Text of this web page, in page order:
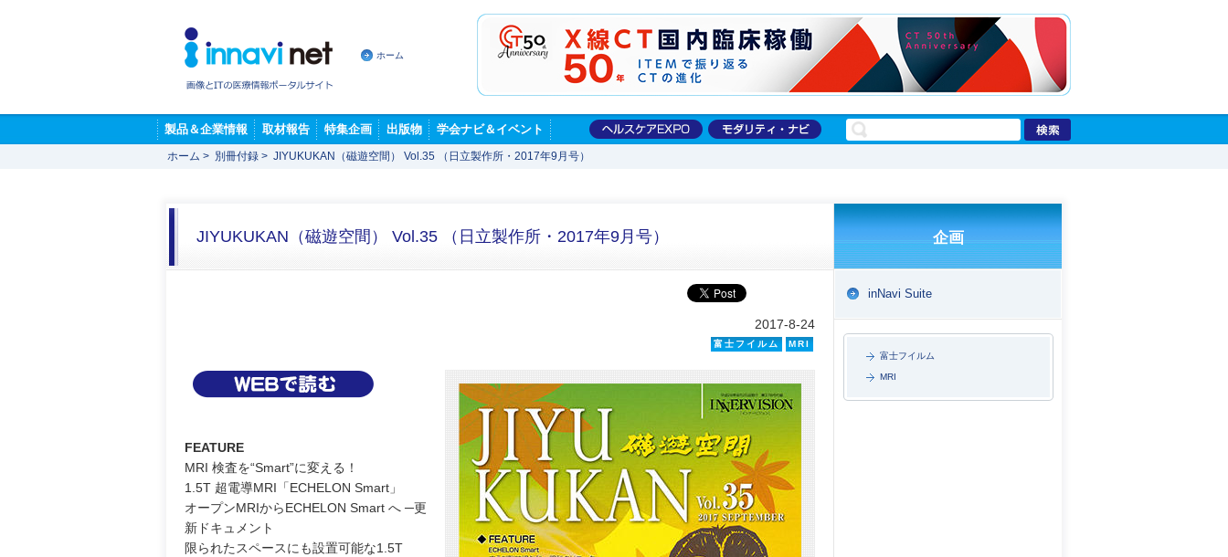
ホーム
製品＆企業情報 取材報告 特集企画 出版物 学会ナビ＆イベント
ホーム > 別冊付録 > JIYUKUKAN（磁遊空間） Vol.35 （日立製作所・2017年9月号）
JIYUKUKAN（磁遊空間） Vol.35 （日立製作所・2017年9月号）
2017-8-24
富士フイルム MRI
FEATURE
MRI 検査を“Smart”に変える！
1.5T 超電導MRI「ECHELON Smart」
オープンMRIからECHELON Smart へ ─更
新ドキュメント
限られたスペースにも設置可能な1.5T
企画
inNavi Suite
富士フイルム
MRI